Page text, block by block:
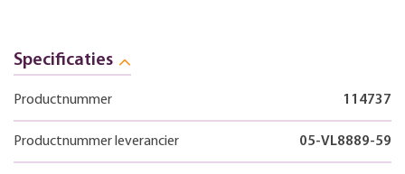
Specificaties
Productnummer 114737
Productnummer leverancier 05-VL8889-59